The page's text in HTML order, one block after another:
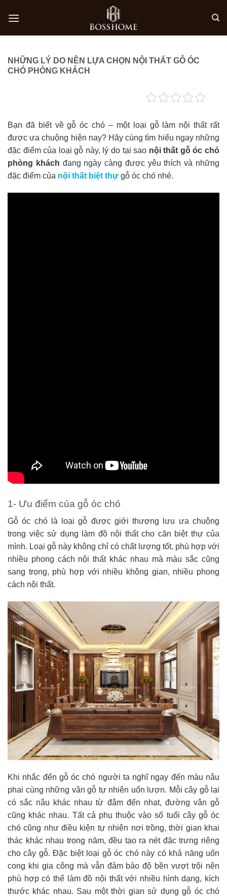
NHỮNG LÝ DO NÊN LỰA CHỌN NỘI THẤT GỖ ÓC
CHÓ PHÒNG KHÁCH
Bạn đã biết về gỗ óc chó – một loại gỗ làm nội thất rất
được ưa chuộng hiện nay? Hãy cùng tìm hiểu ngay những
đặc điểm của loại gỗ này, lý do tại sao nội thất gỗ óc chó
phòng khách đang ngày càng được yêu thích và những
đặc điểm của nội thất biệt thự gỗ óc chó nhé.
1- Ưu điểm của gỗ óc chó
Gỗ óc chó là loại gỗ được giới thượng lưu ưa chuộng
trong việc sử dụng làm đồ nội thất cho căn biệt thự của
mình. Loại gỗ này không chỉ có chất lượng tốt, phù hợp với
nhiều phong cách nội thất khác nhau mà màu sắc cũng
sang trọng, phù hợp với nhiều không gian, nhiều phong
cách nội thất.
Khi nhắc đến gỗ óc chó người ta nghĩ ngay đến màu nâu
phai cùng những vân gỗ tự nhiên uốn lượn. Mỗi cây gỗ lại
có sắc nâu khác nhau từ đậm đến nhạt, đường vân gỗ
cũng khác nhau. Tất cả phụ thuộc vào số tuổi cây gỗ óc
chó cũng như điều kiện tự nhiên nơi trồng, thời gian khai
thác khác nhau trong năm, đều tạo ra nét đặc trưng riêng
cho cây gỗ. Đặc biệt loại gỗ óc chó này có khả năng uốn
cong khi gia công mà vẫn đảm bảo độ bền vượt trội nên
phù hợp có thể làm đồ nội thất với nhiều hình dạng, kích
thước khác nhau. Sau một thời gian sử dụng gỗ óc chó